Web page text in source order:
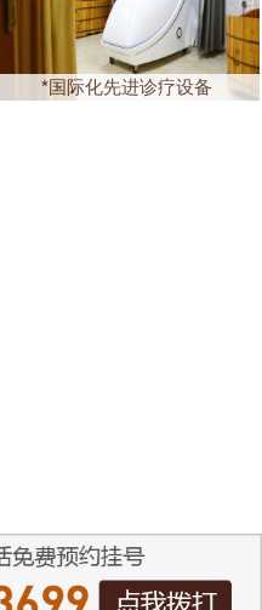
*国际化先进诊疗设备